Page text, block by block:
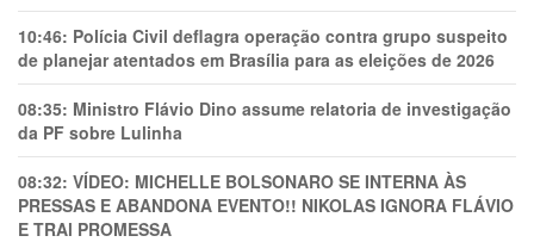
10:46: Polícia Civil deflagra operação contra grupo suspeito
de planejar atentados em Brasília para as eleições de 2026
08:35: Ministro Flávio Dino assume relatoria de investigação
da PF sobre Lulinha
08:32: VÍDEO: MICHELLE BOLSONARO SE INTERNA ÀS
PRESSAS E ABANDONA EVENTO!! NIKOLAS IGNORA FLÁVIO
E TRAl PROMESSA